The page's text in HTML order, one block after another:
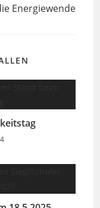
Energiewende